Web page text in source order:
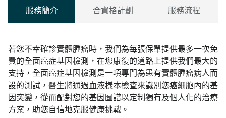
服務簡介 合資格計劃 服務流程
若您不幸確診實體腫瘤時，我們為每張保單提供最多一次免
費的全面癌症基因檢測，在您康復的道路上提供我們最大的
支持，全面癌症基因檢測是一項專門為患有實體腫瘤病人而
設的測試，醫生將通過血液樣本檢查來識別您癌細胞內的基
因突變，從而配對您的基因圖譜以定制獨有及個人化的治療
方案，助您自信地克服健康挑戰。